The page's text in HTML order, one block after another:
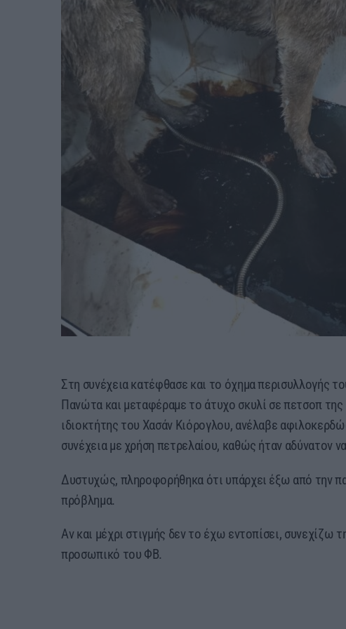
Στη συνέχεια κατέφθασε και το όχημα περισυλλογής
Πανώτα και μεταφέραμε το άτυχο σκυλί σε πετσοπ
ιδιοκτήτης του Χασάν Κιόρογλου, ανέλαβε
συνέχεια με χρήση πετρελαίου, καθώς ήταν αδύνατον
Δυστυχώς, πληροφορήθηκα ότι υπάρχει έξω από την
πρόβλημα.
Αν και μέχρι στιγμής δεν το έχω εντοπίσει, συνεχίζω
προσωπικό του ΦΒ.